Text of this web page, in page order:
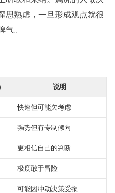
思熟虑，一旦形成观点就很
气。
说明
快速但可能欠考虑
强势但有专制倾向
更相信自己的判断
极度敢于冒险
可能因冲动决策受损